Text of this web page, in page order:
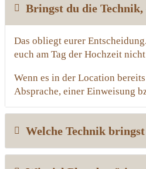
Bringst du die
Das obliegt eurer
euch am Tag der Hochzeit
Wenn es in der Location
Absprache, einer Einweisung
Welche Technik